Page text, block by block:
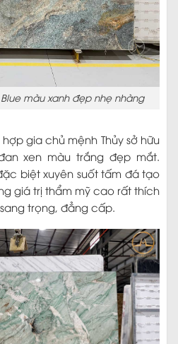
màu xanh đẹp nhẹ nhàng
hợp gia chủ mệnh Thủy sở hữu
xen màu trắng đẹp mắt.
biệt xuyên suốt tấm đá tạo
giá trị thẩm mỹ cao rất thích
trọng, đẳng cấp.